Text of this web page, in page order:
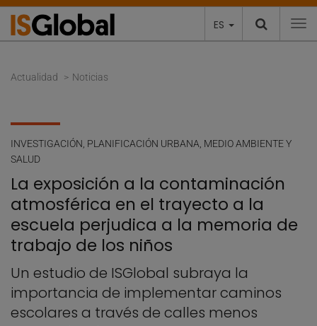
ES
Actualidad Noticias
INVESTIGACIÓN PLANIFICACIÓN URBANA, MEDIO AMBIENTE Y
SALUD
La exposición a la contaminación
atmosférica en el trayecto a la
escuela perjudica a la memoria de
trabajo de los niños
Un estudio de ISGlobal subraya la
importancia de implementar caminos
escolares a través de calles menos